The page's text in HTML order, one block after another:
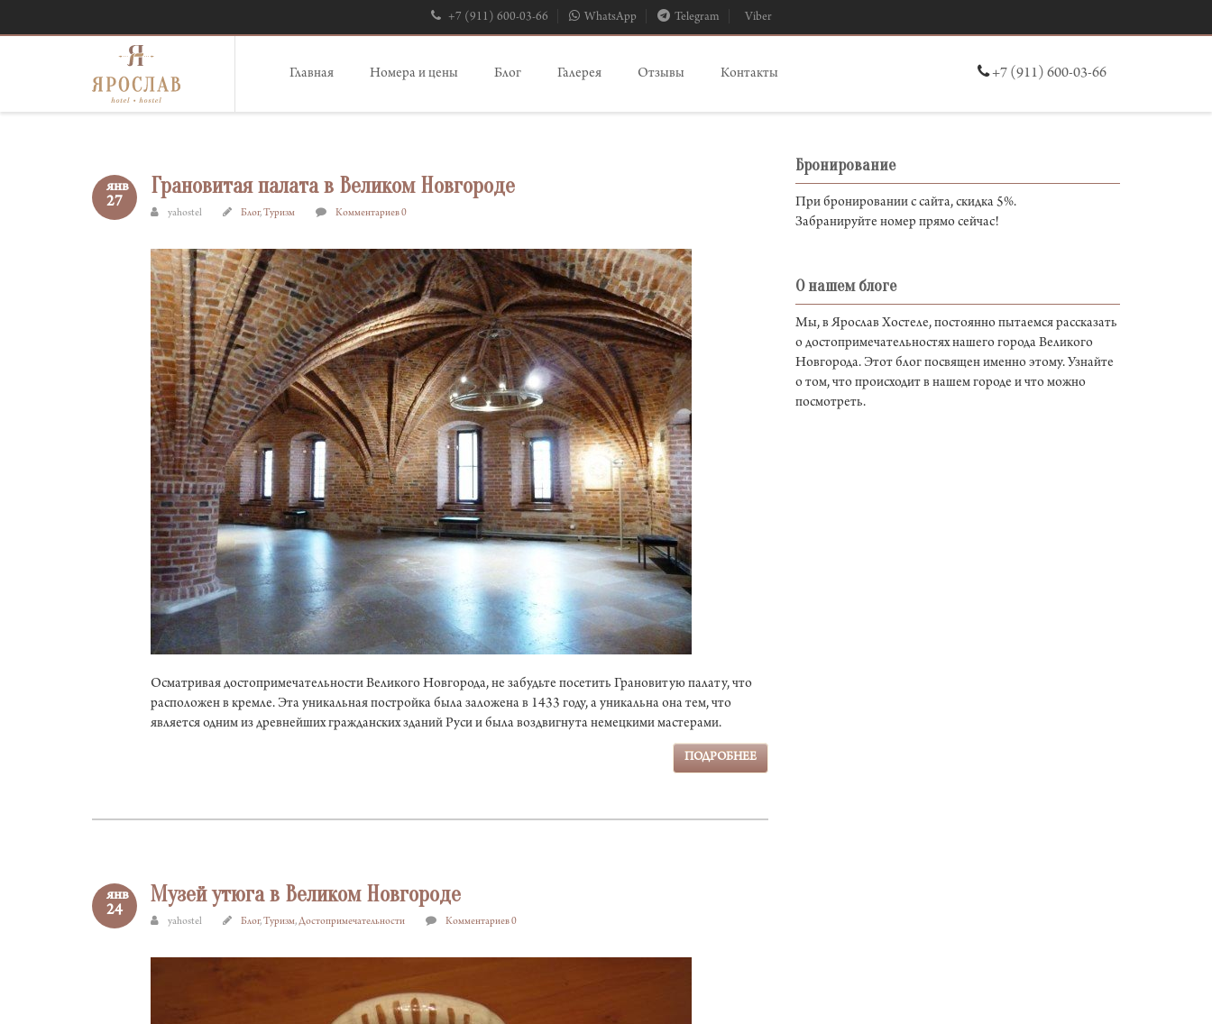
+7 (911) 600-03-66 WhatsApp Telegram Viber
Главная Номера и цены Блог Галерея Отзывы Контакты +7 (911) 600-03-66
янв
27
Грановитая палата в Великом Новгороде
yahostel Блог,Туризм Комментариев 0
Осматривая достопримечательности Великого Новгорода, не забудьте посетить Грановитую палату, что
расположен в кремле. Эта уникальная постройка была заложена в 1433 году, а уникальна она тем, что
является одним из древнейших гражданских зданий Руси и была воздвигнута немецкими мастерами.
ПОДРОБНЕЕ
янв
24
Музей утюга в Великом Новгороде
yahostel Блог,Туризм,Достопримечательности Комментариев 0
Бронирование
При бронировании с сайта, скидка 5%.
Забранируйте номер прямо сейчас!
О нашем блоге
Мы, в Ярослав Хостеле, постоянно пытаемся рассказать
о достопримечательностях нашего города Великого
Новгорода. Этот блог посвящен именно этому. Узнайте
о том, что происходит в нашем городе и что можно
посмотреть.